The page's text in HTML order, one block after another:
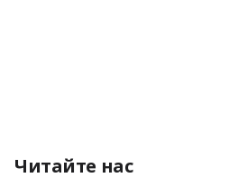
Читайте нас